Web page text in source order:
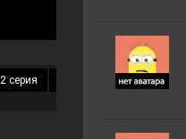
серия 14 серия